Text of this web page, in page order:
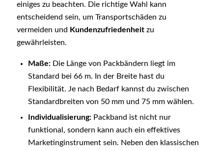
einiges zu beachten. Die richtige Wahl kann
entscheidend sein, um Transportschäden zu
vermeiden und Kundenzufriedenheitzu
gewährleisten.
Maße:Die Länge von Packbändern liegt im
Standard bei 66 m. In der Breite hast du
Flexibilität. Je nach Bedarf kannst du zwischen
Standardbreiten von 50 mm und 75 mm wählen.
Individualisierung:Packband ist nicht nur
funktional, sondern kann auch ein effektives
Marketinginstrument sein. Neben den klassischen